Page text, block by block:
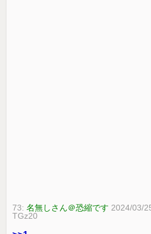
73:名無しさん＠恐縮です 2024/03/
TGz20